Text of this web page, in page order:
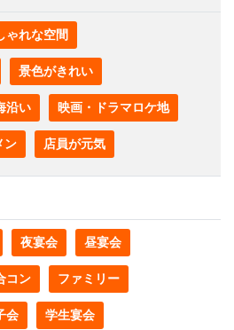
ゃれな空間
景色がきれい
沿い 映画・ドラマロケ地
ン 店員が元気
夜宴会 昼宴会
コン ファミリー
会 学生宴会